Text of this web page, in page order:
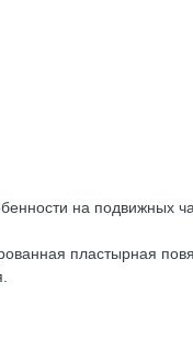
на подвижных
пластырная